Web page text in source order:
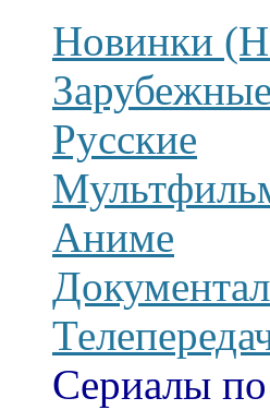
Новинки
Зарубежные
Русские
Аниме
Сериалы